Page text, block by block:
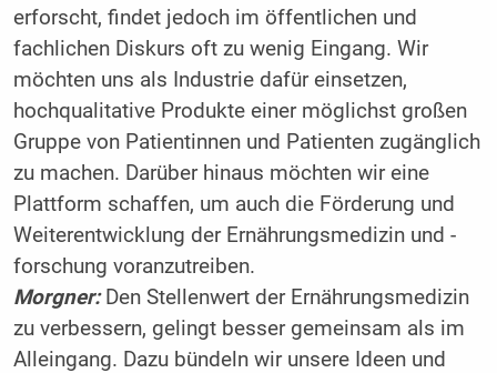
erforscht, findet jedoch im öffentlichen und
fachlichen Diskurs oft zu wenig Eingang. Wir
möchten uns als Industrie dafür einsetzen,
hochqualitative Produkte einer möglichst großen
Gruppe von Patientinnen und Patienten zugänglich
zu machen. Darüber hinaus möchten wir eine
Plattform schaffen, um auch die Förderung und
Weiterentwicklung der Ernährungsmedizin und -
forschung voranzutreiben.
Morgner:Den Stellenwert der Ernährungsmedizin
zu verbessern, gelingt besser gemeinsam als im
Alleingang. Dazu bündeln wir unsere Ideen und